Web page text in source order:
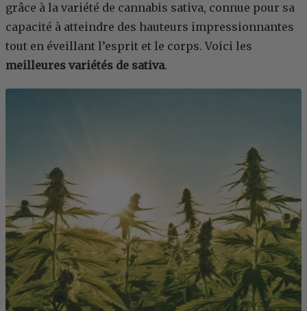
grâce à la variété de cannabis sativa, connue pour sa
capacité à atteindre des hauteurs impressionnantes
tout en éveillant l’esprit et le corps. Voici les
meilleures variétés de sativa.